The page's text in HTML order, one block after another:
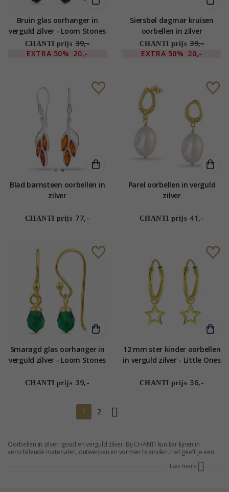
Bruin glas oorhanger in
verguld zilver - Loom Stones
CHANTI prijs 39,-
EXTRA 50% 20,-
Siersbøl dagmar kruisen
oorbellen in zilver
CHANTI prijs 39,-
EXTRA 50% 20,-
Blad barnsteen oorbellen in
zilver
CHANTI prijs 77,-
Parel oorbellen in verguld
zilver
CHANTI prijs 41,-
Smaragd glas oorhanger in
verguld zilver - Loom Stones
CHANTI prijs 39,-
12 mm ster kinder oorbellen
in verguld zilver - Little Ones
CHANTI prijs 36,-
1 2
Oorbellen in zilver, goud en verguld zilver. Bij CHANTI kun Ear lijnen in
verschillende materialen, ontwerpen en vormen te vinden. Het geeft je een
te halen. De duidelijke kenmerk van oor lijnen is dat ze lang en hangen
Læs mere